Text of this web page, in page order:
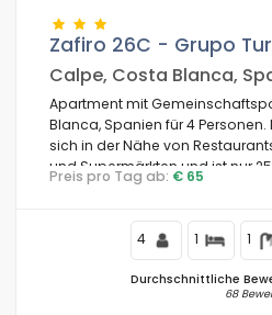
Zafiro 26C - Grupo
Calpe, Costa Blanca,
Apartment mit
Blanca, Spanien für 4
sich in der Nähe von
und Supermärkten und ist nur
/ Levante entfernt.
Preis pro Tag ab: € 65
4 1 1
Durchschnittliche
68